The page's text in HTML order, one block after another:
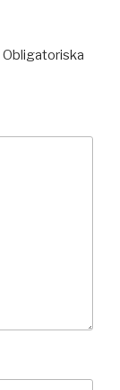
Obligatoriska